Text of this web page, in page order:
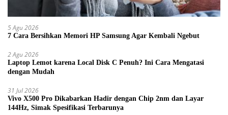
5 Agu 2026
7 Cara Bersihkan Memori HP Samsung Agar Kembali Ngebut
2 Agu 2026
Laptop Lemot karena Local Disk C Penuh? Ini Cara Mengatasi
dengan Mudah
31 Jul 2026
Vivo X500 Pro Dikabarkan Hadir dengan Chip 2nm dan Layar
144Hz, Simak Spesifikasi Terbarunya